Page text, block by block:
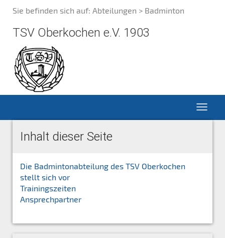
Sie befinden sich auf: Abteilungen > Badminton
TSV Oberkochen e.V. 1903
Inhalt dieser Seite
Die Badmintonabteilung des TSV Oberkochen
stellt sich vor
Trainingszeiten
Ansprechpartner